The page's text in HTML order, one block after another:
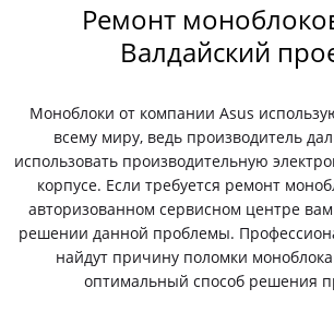
Ремонт
Валдайский
Моноблоки от компании Asus
всему миру, ведь производитель
использовать производительную
корпусе. Если требуется ремонт
авторизованном сервисном центре
решении данной проблемы.
найдут причину поломки
оптимальный способ решения